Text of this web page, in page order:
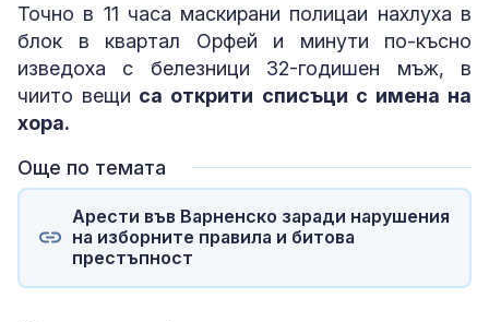
Точно в 11 часа маскирани полицаи нахлуха в
блок в квартал Орфей и минути по-късно
изведоха с белезници 32-годишен мъж, в
чиито вещи са открити списъци с имена на
хора.
Още по темата
Арести във Варненско заради нарушения
на изборните правила и битова
престъпност